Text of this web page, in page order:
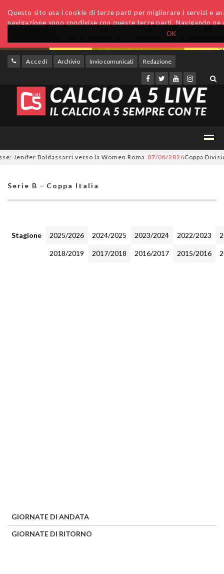
OK
Questo sito usa i cookie di terze parti per migliorare i servizi e
navigazione sono condivise con queste terze parti. Navigando
Accedi Archivio Invio comunicati Redazione
Baldassarri verso la Women Roma 07/08/2026 Coppa
Serie B - Coppa Italia
Stagione 2025/2026 2024/2025 2023/2024 2022/2023
2018/2019 2017/2018 2016/2017 2015/2016
GIORNATE DI ANDATA
GIORNATE DI RITORNO